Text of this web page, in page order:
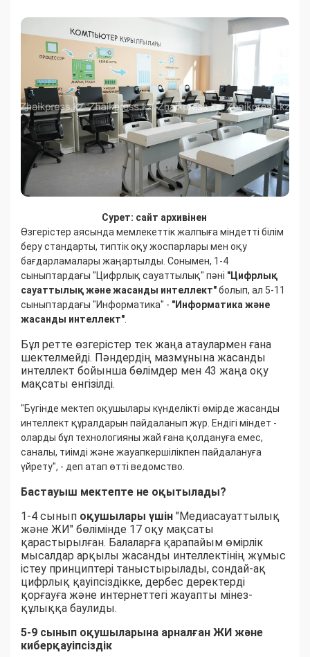
Сурет: сайт архивінен
Өзгерістер аясында мемлекеттік жалпыға міндетті білім
беру стандарты, типтік оқу жоспарлары мен оқу
бағдарламалары жаңартылды. Сонымен, 1-4
сыныптардағы "Цифрлық сауаттылық" пәні "Цифрлық
сауаттылық және жасанды интеллект"болып, ал 5-11
сыныптардағы "Информатика" - "Информатика және
жасанды интеллект"
Бұл ретте өзгерістер тек жаңа атаулармен ғана
шектелмейді. Пәндердің мазмұнына жасанды
интеллект бойынша бөлімдер мен 43 жаңа оқу
мақсаты енгізілді.
"Бүгінде мектеп оқушылары күнделікті өмірде жасанды
интеллект құралдарын пайдаланып жүр. Ендігі міндет -
оларды бұл технологияны жай ғана қолдануға емес,
саналы, тиімді және жауапкершілікпен пайдалануға
үйрету", - деп атап өтті ведомство.
Бастауыш мектепте не оқытылады?
1-4 сынып оқушылары үшін "Медиасауаттылық
және ЖИ" бөлімінде 17 оқу мақсаты
қарастырылған. Балаларға қарапайым өмірлік
мысалдар арқылы жасанды интеллектінің жұмыс
істеу принциптері таныстырылады, сондай-ақ
цифрлық қауіпсіздікке, дербес деректерді
қорғауға және интернеттегі жауапты мінез-
құлыққа баулиды.
5-9 сынып оқушыларына арналған ЖИ және
киберқауіпсіздік